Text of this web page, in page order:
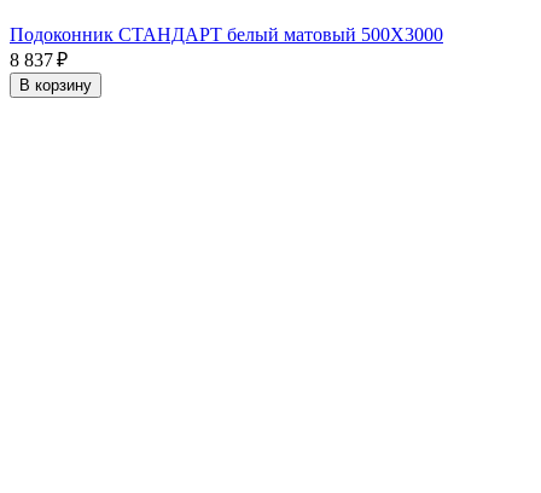
Подоконник СТАНДАРТ белый матовый 500Х3000
8 837 ₽
В корзину